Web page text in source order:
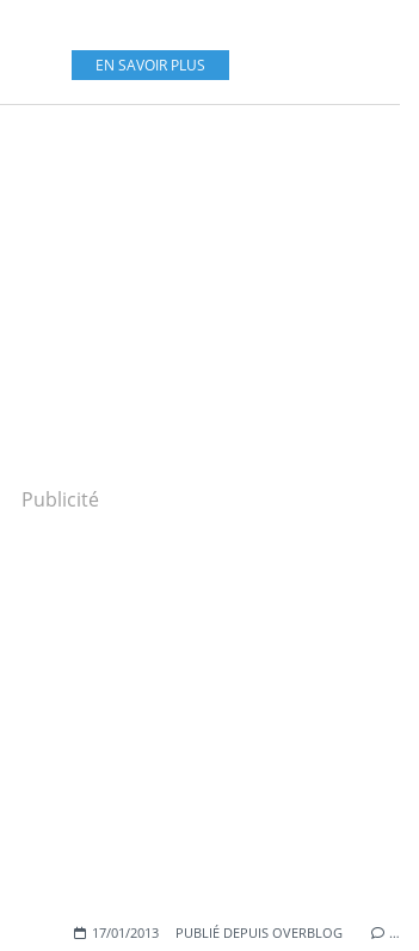
EN SAVOIR PLUS
Publicité
17/01/2013 PUBLIÉ DEPUIS OVERBLOG …